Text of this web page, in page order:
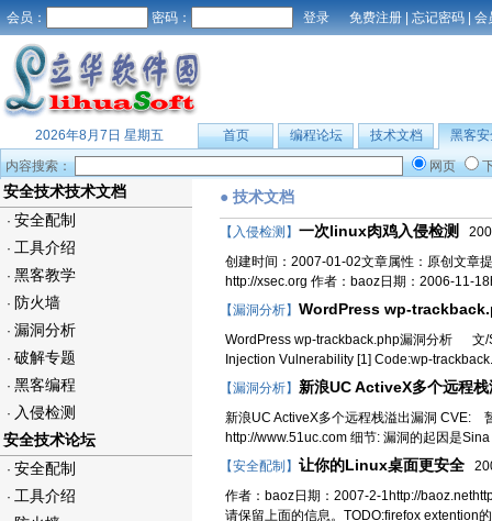
会员： 密码： 免费注册 | 忘记密码 | 会
2026年8月7日 星期五 首页 编程论坛 技术文档
黑客安
内容搜索：
网页
安全技术技术文档
· 安全配制
· 工具介绍
· 黑客教学
· 防火墙
· 漏洞分析
· 破解专题
· 黑客编程
· 入侵检测
安全技术论坛
· 安全配制
· 工具介绍
● 技术文档
【入侵检测】 一次linux肉鸡入侵检测
创建时间：2007-01-02文章属性：原创文章
http://xsec.org 作者：baoz日期：2006-11-
【漏洞分析】 WordPress wp-
WordPress wp-trackback.php漏洞分析 文/
Injection Vulnerability [1] Code:wp-
【漏洞分析】 新浪UC ActiveX多个远程
新浪UC ActiveX多个远程栈溢出漏洞 CVE:
http://www.51uc.com 细节: 漏洞的起因是
【安全配制】 让你的Linux桌面更安全
作者：baoz日期：2007-2-1http://
请保留上面的信息。TODO:firefox extention